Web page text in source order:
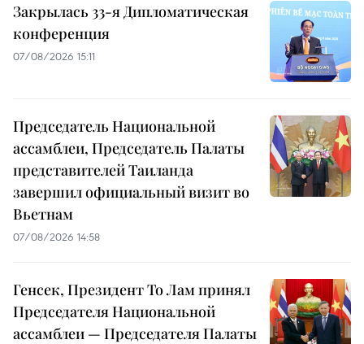
Закрылась 33-я Дипломатическая
конференция
07/08/2026 15:11
Председатель Национальной
ассамблеи, Председатель Палаты
представителей Таиланда
завершил официальный визит во
Вьетнам
07/08/2026 14:58
Генсек, Президент То Лам принял
Председателя Национальной
ассамблеи — Председателя Палаты